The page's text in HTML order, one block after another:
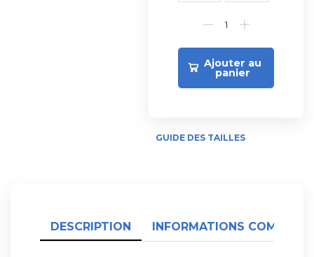
Ajouter au
panier
GUIDE DES TAILLES
DESCRIPTION INFORMATIONS